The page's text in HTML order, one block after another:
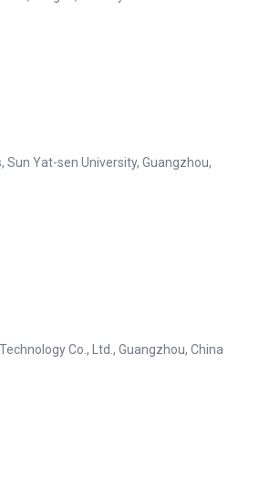
Sun Yat-sen University, Guangzhou,
Co., Ltd., Guangzhou, China